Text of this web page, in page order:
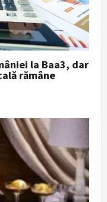
la Baa3, dar
rămâne